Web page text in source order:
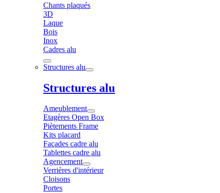
Chants plaqués
3D
Laque
Bois
Inox
Cadres alu
Structures alu
Structures alu
Ameublement
Etagères Open Box
Piètements Frame
Kits placard
Façades cadre alu
Tablettes cadre alu
Agencement
Verrières d'intérieur
Cloisons
Portes